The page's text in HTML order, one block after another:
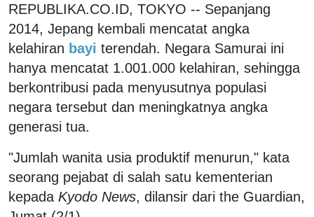
REPUBLIKA.CO.ID, TOKYO -- Sepanjang
2014, Jepang kembali mencatat angka
kelahiran bayi terendah. Negara Samurai ini
hanya mencatat 1.001.000 kelahiran, sehingga
berkontribusi pada menyusutnya populasi
negara tersebut dan meningkatnya angka
generasi tua.
"Jumlah wanita usia produktif menurun," kata
seorang pejabat di salah satu kementerian
kepada Kyodo News, dilansir dari the Guardian,